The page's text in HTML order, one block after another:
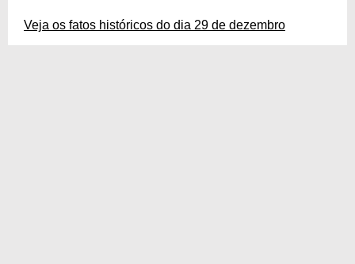
Veja os fatos históricos do dia 29 de dezembro